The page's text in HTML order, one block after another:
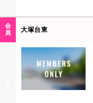
会
員
大塚台東